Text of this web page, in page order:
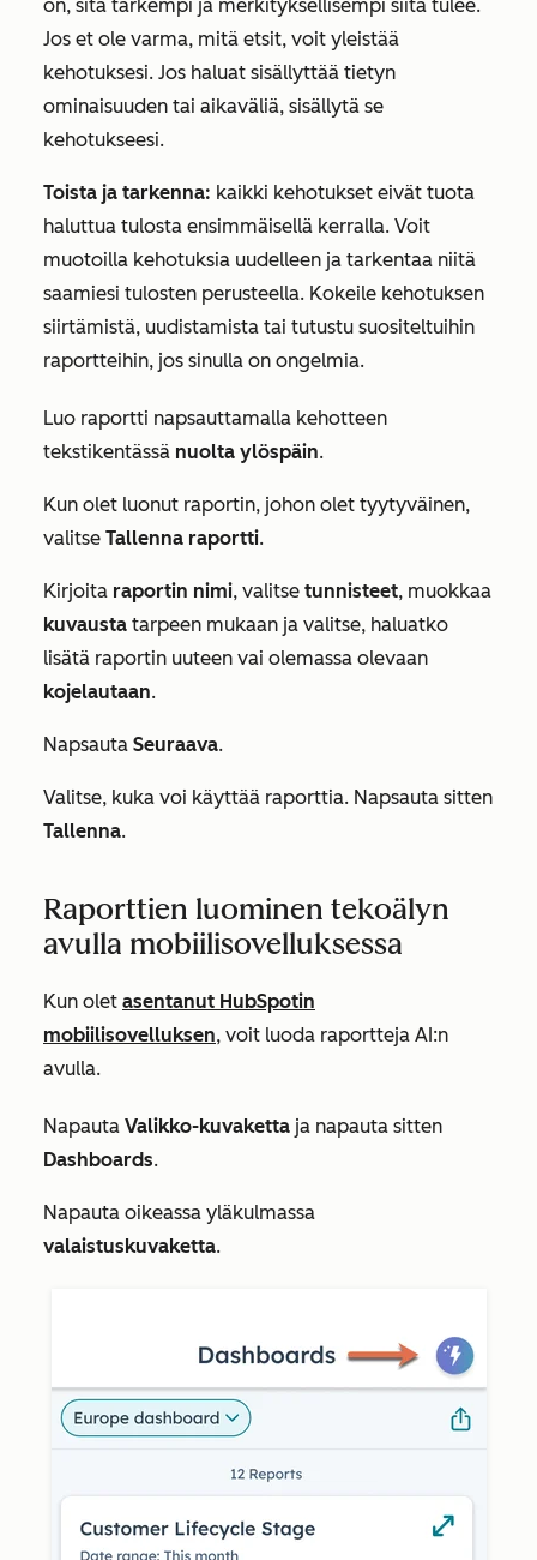
on, sitä tarkempi ja merkityksellisempi siitä tulee.
Jos et ole varma, mitä etsit, voit yleistää
kehotuksesi. Jos haluat sisällyttää tietyn
ominaisuuden tai aikaväliä, sisällytä se
kehotukseesi.
Toista ja tarkenna: kaikki kehotukset eivät tuota
haluttua tulosta ensimmäisellä kerralla. Voit
muotoilla kehotuksia uudelleen ja tarkentaa niitä
saamiesi tulosten perusteella. Kokeile kehotuksen
siirtämistä, uudistamista tai tutustu suositeltuihin
raportteihin, jos sinulla on ongelmia.
Luo raportti napsauttamalla kehotteen
tekstikentässä nuolta ylöspäin.
Kun olet luonut raportin, johon olet tyytyväinen,
valitse Tallenna raportti.
Kirjoita raportin nimi, valitse tunnisteet, muokkaa
kuvausta tarpeen mukaan ja valitse, haluatko
lisätä raportin uuteen vai olemassa olevaan
kojelautaan.
Napsauta Seuraava.
Valitse, kuka voi käyttää raporttia. Napsauta sitten
Tallenna.
Raporttien luominen tekoälyn
avulla mobiilisovelluksessa
Kun olet asentanut HubSpotin
mobiilisovelluksen, voit luoda raportteja AI:n
avulla.
Napauta Valikko-kuvaketta ja napauta sitten
Dashboards.
Napauta oikeassa yläkulmassa
valaistuskuvaketta.